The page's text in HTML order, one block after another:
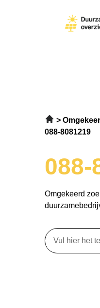
088-8081219
088-
Omgekeerd